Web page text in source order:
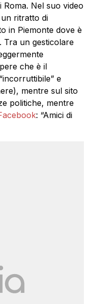
Nel suo video
ritratto di
in Piemonte dove è
Tra un gesticolare
che è il
e
mentre sul sito
politiche, mentre
: “Amici di